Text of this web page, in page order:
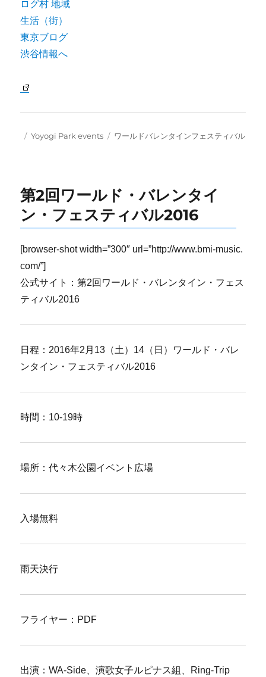
Posted
Categories
Yoyogi Park events Tags
ワールドバレンタインフェスティバル
第2回ワールド・バレンタイ
ン・フェスティバル2016
[browser-shot width=”300″ url=”http://www.bmi-music.
com/”]
公式サイト：第2回ワールド・バレンタイン・フェス
ティバル2016
日程：2016年2月13（土）14（日）ワールド・バレ
ンタイン・フェスティバル2016
時間：10-19時
場所：代々木公園イベント広場
入場無料
雨天決行
フライヤー：PDF
出演：WA-Side、演歌女子ルピナス組、Ring-Trip